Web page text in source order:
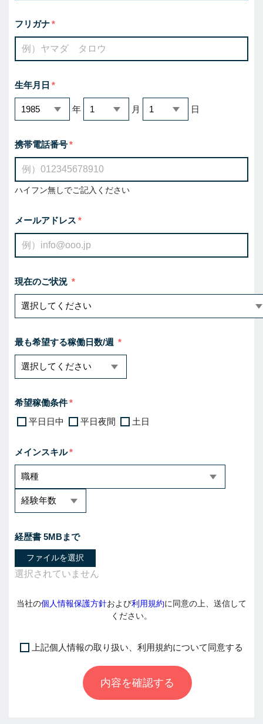
フリガナ
生年月日
年 月 日
携帯電話番号
ハイフン無しでご記入ください
メールアドレス
現在のご状況
最も希望する稼働日数/週
希望稼働条件
平日日中
平日夜間 土日
メインスキル
経歴書 5MBまで
ファイルを選択
当社の個人情報保護方針および利用規約に同意の上、送信して
ください。
上記個人情報の取り扱い、利用規約について同意する
内容を確認する